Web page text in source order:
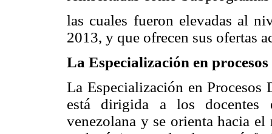
las cuales fueron elevadas al
2013, y que ofrecen sus ofertas
La Especialización en
La Especialización en
está dirigida a los docentes
venezolana y se orienta hacia